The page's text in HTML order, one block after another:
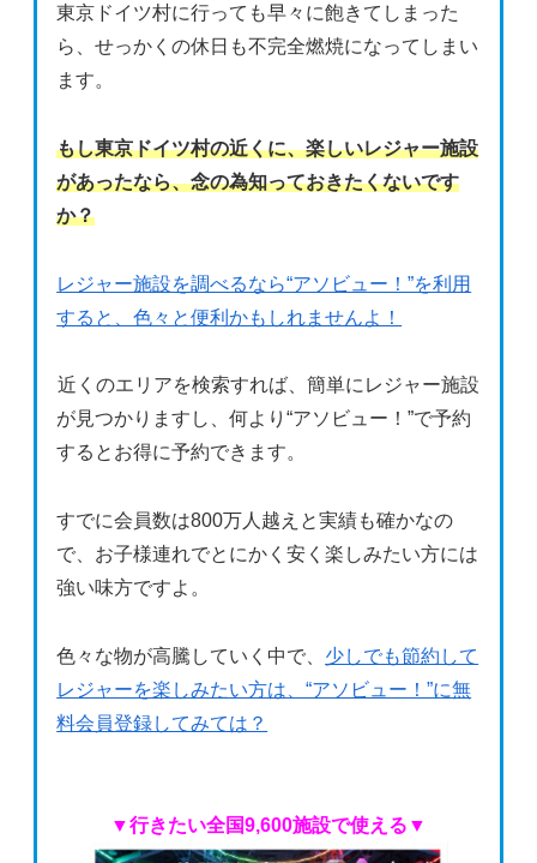
東京ドイツ村に行っても早々に飽きてしまった
ら、せっかくの休日も不完全燃焼になってしまい
ます。
もし東京ドイツ村の近くに、楽しいレジャー施設
があったなら、念の為知っておきたくないです
か？
レジャー施設を調べるなら“アソビュー！”を利用
すると、色々と便利かもしれませんよ！
近くのエリアを検索すれば、簡単にレジャー施設
が見つかりますし、何より“アソビュー！”で予約
するとお得に予約できます。
すでに会員数は800万人越えと実績も確かなの
で、お子様連れでとにかく安く楽しみたい方には
強い味方ですよ。
色々な物が高騰していく中で、 少しでも節約して
レジャーを楽しみたい方は、“アソビュー！”に無
料会員登録してみては？
▼行きたい全国9,600施設で使える ▼